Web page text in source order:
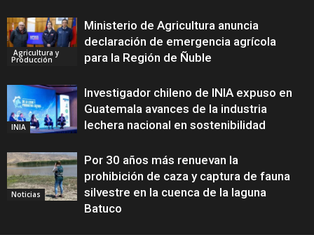
Agricultura y
Producción
Ministerio de Agricultura anuncia
declaración de emergencia agrícola
para la Región de Ñuble
INIA
Investigador chileno de INIA expuso en
Guatemala avances de la industria
lechera nacional en sostenibilidad
Noticias
Por 30 años más renuevan la
prohibición de caza y captura de fauna
silvestre en la cuenca de la laguna
Batuco